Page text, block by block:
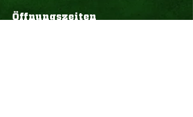
Öffnungszeiten